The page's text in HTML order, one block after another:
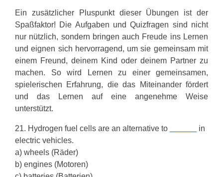
Ein zusätzlicher Pluspunkt dieser Übungen ist der
Spaßfaktor! Die Aufgaben und Quizfragen sind nicht
nur nützlich, sondern bringen auch Freude ins Lernen
und eignen sich hervorragend, um sie gemeinsam mit
einem Freund, deinem Kind oder deinem Partner zu
machen. So wird Lernen zu einer gemeinsamen,
spielerischen Erfahrung, die das Miteinander fördert
und das Lernen auf eine angenehme Weise
unterstützt.
21. Hydrogen fuel cells are an alternative to
in
electric vehicles.
a) wheels (Räder)
b) engines (Motoren)